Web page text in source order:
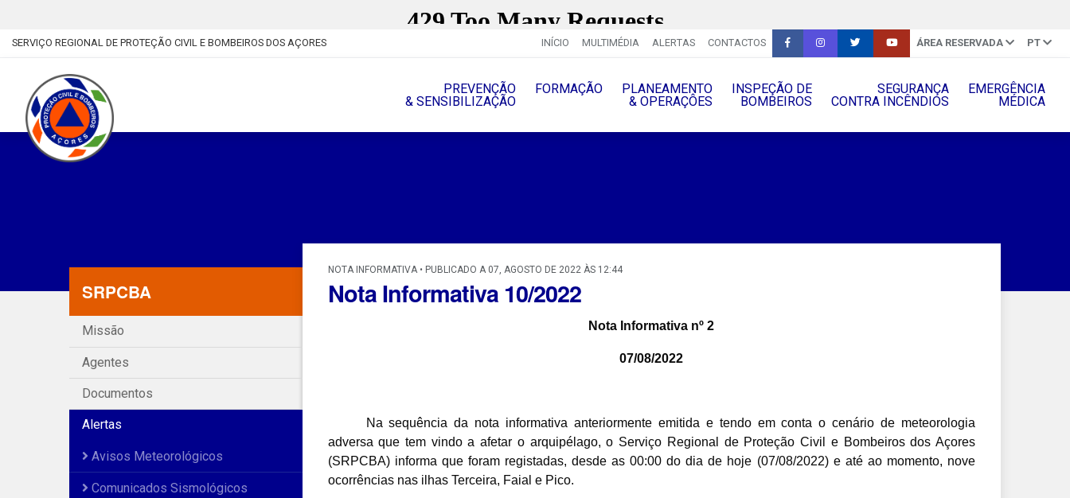
SERVIÇO REGIONAL DE PROTEÇÃO CIVIL E BOMBEIROS DOS AÇORES INÍCIO MULTIMÉDIA ALERTAS CONTACTOS ÁREA RESERVADA PT
PREVENÇÃO
& SENSIBILIZAÇÃO
FORMAÇÃO
PLANEAMENTO
& OPERAÇÔES
INSPEÇÃO DE
BOMBEIROS
SEGURANÇA
CONTRA INCÊNDIOS
EMERGÊNCIA
MÉDICA
SRPCBA
Missão
Agentes
Documentos
Alertas
Avisos Meteorológicos
Comunicados Sismológicos
NOTA INFORMATIVA • PUBLICADO A 07, AGOSTO DE 2022 ÀS 12:44
Nota Informativa 10/2022
Nota Informativa nº 2
07/08/2022
Na sequência da nota informativa anteriormente emitida e tendo em conta o cenário de meteorologia
adversa que tem vindo a afetar o arquipélago, o Serviço Regional de Proteção Civil e Bombeiros dos Açores
(SRPCBA) informa que foram registadas, desde as 00:00 do dia de hoje (07/08/2022) e até ao momento, nove
ocorrências nas ilhas Terceira, Faial e Pico.